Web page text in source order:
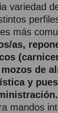
variedad
más
as,
de
y
mandos